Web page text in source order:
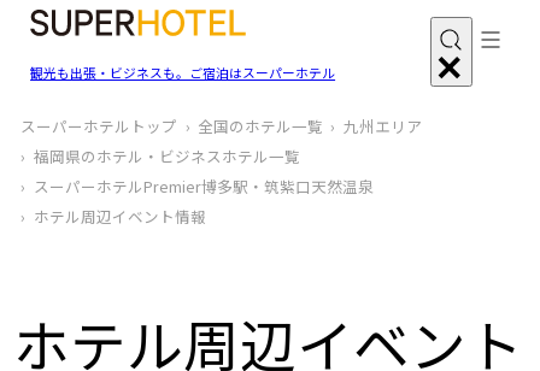
観光も出張・ビジネスも。ご宿泊はスーパーホテル
スーパーホテルトップ 全国のホテル一覧
九州エリア
福岡県のホテル・ビジネスホテル一覧
スーパーホテルPremier博多駅・筑紫口天然温泉
ホテル周辺イベント情報
ホテル周辺イベント